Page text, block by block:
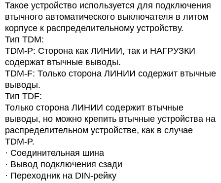
Такое устройство используется для подключения
втычного автоматического выключателя в литом
корпусе к распределительному устройству.
Тип TDM:
TDM-P: Сторона как ЛИНИИ, так и НАГРУЗКИ
содержат втычные выводы.
TDM-F: Только сторона ЛИНИИ содержит втычные
выводы.
Тип TDF:
Только сторона ЛИНИИ содержит втычные
выводы, но можно крепить втычные устройства на
распределительном устройстве, как в случае
TDM-P.
· Соединительная шина
· Вывод подключения сзади
· Переходник на DIN-рейку